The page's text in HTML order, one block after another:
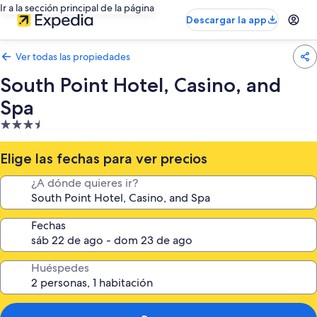
Ir a la sección principal de la página
Descargar la app
Ver todas las propiedades
South Point Hotel, Casino, and
Spa
Propiedad
de
3.5
estrellas
Elige las fechas para ver precios
¿A dónde quieres ir?
Fechas
Huéspedes